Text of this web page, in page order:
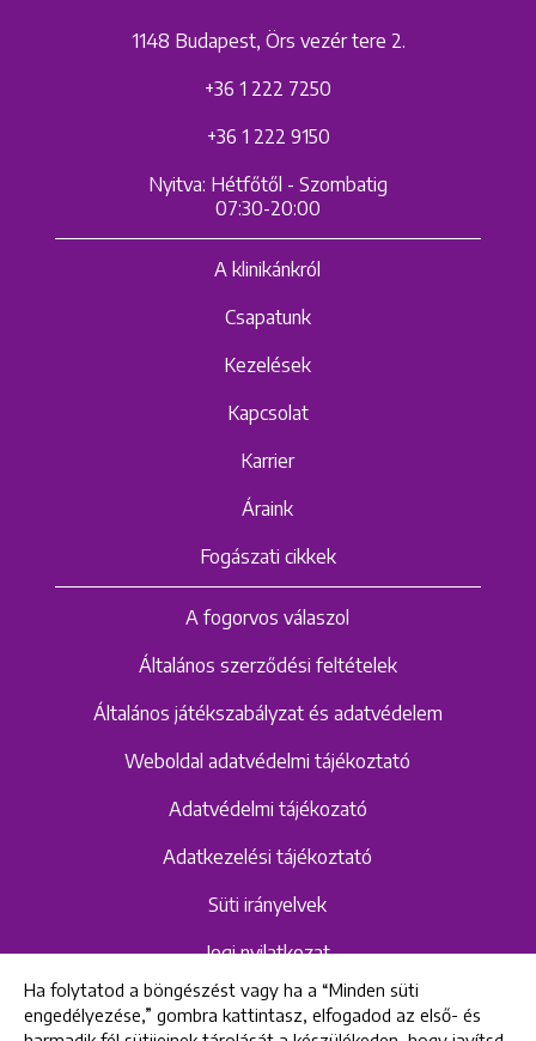
1148 Budapest, Örs vezér tere 2.
+36 1 222 7250
+36 1 222 9150
Nyitva: Hétfőtől - Szombatig
07:30-20:00
A klinikánkról
Csapatunk
Kezelések
Kapcsolat
Karrier
Áraink
Fogászati cikkek
A fogorvos válaszol
Általános szerződési feltételek
Általános játékszabályzat és adatvédelem
Weboldal adatvédelmi tájékoztató
Adatvédelmi tájékozató
Adatkezelési tájékoztató
Süti irányelvek
Jogi nyilatkozat
Hangrögzítéshez kapcsolódó adatvédelmi
szabályzat és tájékoztató
Ha folytatod a böngészést vagy ha a “Minden süti
engedélyezése,” gombra kattintasz, elfogadod az első- és